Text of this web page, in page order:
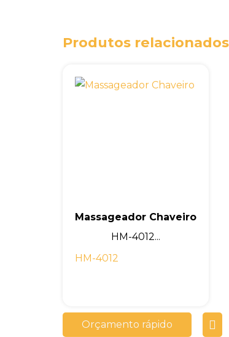
Produtos relacionados
Massageador Chaveiro
HM-4012...
HM-4012
Orçamento rápido